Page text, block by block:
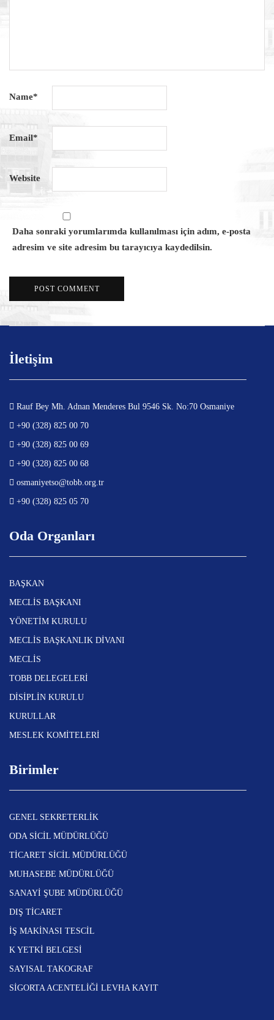
Name*
Email*
Website
Daha sonraki yorumlarımda kullanılması için adım, e-posta
adresim ve site adresim bu tarayıcıya kaydedilsin.
İletişim
Rauf Bey Mh. Adnan Menderes Bul 9546 Sk. No:70 Osmaniye
+90 (328) 825 00 70
+90 (328) 825 00 69
+90 (328) 825 00 68
osmaniyetso@tobb.org.tr
+90 (328) 825 05 70
Oda Organları
BAŞKAN
MECLİS BAŞKANI
YÖNETİM KURULU
MECLİS BAŞKANLIK DİVANI
MECLİS
TOBB DELEGELERİ
DİSİPLİN KURULU
KURULLAR
MESLEK KOMİTELERİ
Birimler
GENEL SEKRETERLİK
ODA SİCİL MÜDÜRLÜĞÜ
TİCARET SİCİL MÜDÜRLÜĞÜ
MUHASEBE MÜDÜRLÜĞÜ
SANAYİ ŞUBE MÜDÜRLÜĞÜ
DIŞ TİCARET
İŞ MAKİNASI TESCİL
K YETKİ BELGESİ
SAYISAL TAKOGRAF
SİGORTA ACENTELİĞİ LEVHA KAYIT